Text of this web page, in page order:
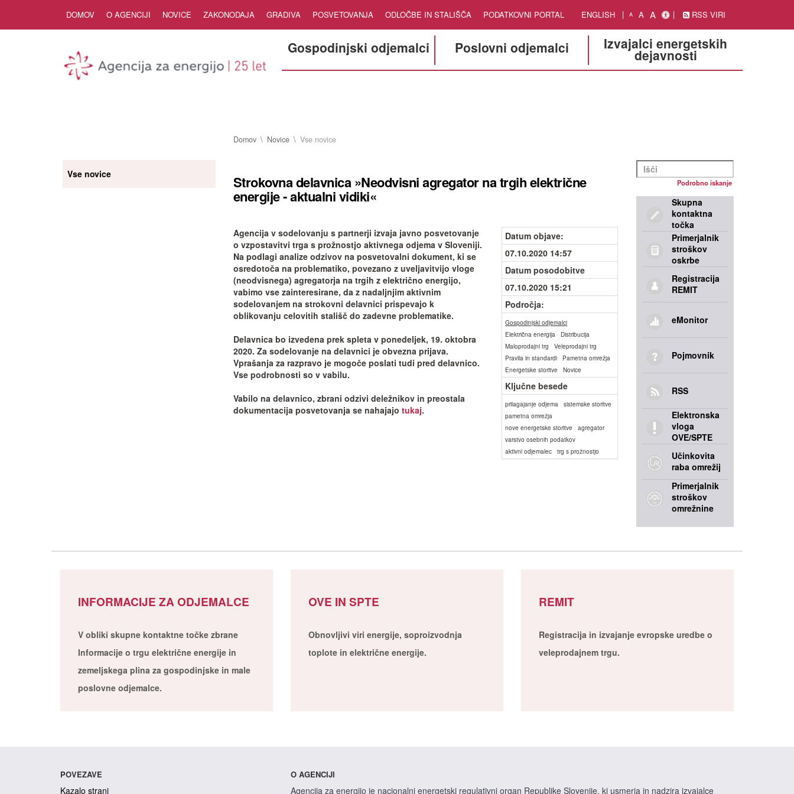
DOMOV O AGENCIJI NOVICE ZAKONODAJA GRADIVA POSVETOVANJA ODLOČBE IN STALIŠČA PODATKOVNI PORTAL ENGLISH A A A RSS VIRI
Gospodinjski odjemalci Poslovni odjemalci Izvajalci energetskih
dejavnosti
Domov Novice Vse novice
Vse novice Strokovna delavnica »Neodvisni agregator na trgih električne
energije - aktualni vidiki«
Agencija v sodelovanju s partnerji izvaja javno posvetovanje
o vzpostavitvi trga s prožnostjo aktivnega odjema v Sloveniji.
Na podlagi analize odzivov na posvetovalni dokument, ki se
osredotoča na problematiko, povezano z uveljavitvijo vloge
(neodvisnega) agregatorja na trgih z električno energijo,
vabimo vse zainteresirane, da z nadaljnjim aktivnim
sodelovanjem na strokovni delavnici prispevajo k
oblikovanju celovitih stališč do zadevne problematike.
Delavnica bo izvedena prek spletav ponedeljek, 19. oktobra
2020. Za sodelovanje na delavnici je obvezna prijava.
Vprašanja za razpravo je mogoče poslati tudi pred delavnico.
Vse podrobnosti so v vabilu.
Vabilo na delavnico, zbrani odzivi deležnikov in preostala
dokumentacija posvetovanja se nahajajo tukaj.
Datum objave:
07.10.2020 14:57
Datum posodobitve
07.10.2020 15:21
Področja:
Gospodinjski odjemalci
Električna energija
Distribucija
Maloprodajni trg
Veleprodajni trg
Pravila in standardi
Pametna omrežja
Energetske storitve
Novice
Ključne besede
prilagajanje odjema
sistemske storitve
pametna omrežja
nove energetske storitve
agregator
varstvo osebnih podatkov
aktivni odjemalec
trg s prožnostjo
Podrobno iskanje
Skupna
kontaktna
točka
Primerjalnik
stroškov
oskrbe
Registracija
REMIT
eMonitor
Pojmovnik
RSS
Elektronska
vloga
OVE/SPTE
Učinkovita
raba omrežij
Primerjalnik
stroškov
omrežnine
INFORMACIJE ZA ODJEMALCE
V obliki skupne kontaktne točke zbrane
Informacije o trgu električne energije in
zemeljskega plina za gospodinjske in male
poslovne odjemalce.
OVE IN SPTE
Obnovljivi viri energije, soproizvodnja
toplote in električne energije.
REMIT
Registracija in izvajanje evropske uredbe o
veleprodajnem trgu.
POVEZAVE
Kazalo strani
O AGENCIJI
Agencija za energijo je nacionalni energetski regulativni organ Republike Slovenije, ki usmerja in nadzira izvajalce